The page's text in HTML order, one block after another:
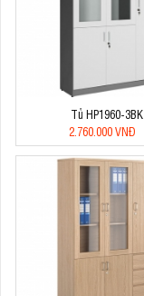
Tủ HP1960-3BK
2.760.000 VNĐ